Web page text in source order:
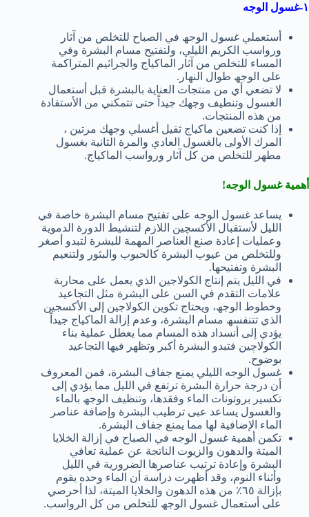
١-غسول الوجه
أستعملي غسول الوجھ في الصباح للتخلص من آثار
ورواسب الكریم اللیلي، ولتفتیح مسام البشرة وفي
المساء للتخلص من آثار الماكیاج والجراثیم المتراكمة
على الوجھ طوال النھار.
لا تضعي أي من منتجات العنایة بالبشرة قبل أستعمال
الغسول وتنطیف وجھك جیداً حتى تتمكني من الأستفادة
من ھذه المنتجات.
إذا كنت تضعین ماكیاج ثقیل أغسلي وجھك مرتین ،
المرك الأولى بالغسول العادي والمرة الثانیة بغسول
مطھر للتخلص من كل آثار ورواسب الماكیاج.
أھمیة غسول الوجه!
یساعد غسول الوجه على تفتیح مسام البشرة خاصة في
اللیل لأستقبال الأكسچین اللازم لتنشیط الدورة الدمویة
وعملیات إعادة صنع العناصر المھمة للبشرة لتبدو أصغر
وللتخلص من عیوب البشرة كالحبوب والبثور ولتنعیم
البشرة وتفتیحھا.
في اللیل یتم إنتاج الكولاجین الذي یعمل على محاربة
علامات التقدم في السن على البشرة مثل التجاعید
وخطوط الوجھ، ویحتاج تكوین الكولاجین إلى الأكسجین
الذي تتنفسھ مسام البشرة، وعدم إزالة الماكیاج جیداً
یؤدي إلى أنسداد ھذه المسام مما یعطل عملیة بناء
الكولاچین فتبدو البشرة أكبر وتظھر فیھا التجاعید
بوضوح.
غسول الوجه اللیلي یمنع جفاف البشرة، فمن المعروف
أن درجة حرارة البشرة ترتفع في اللیل مما یؤدي إلى
تكسیر بروتونات الماء وفقدھا، وتنظیف الوجھ بالماء
والغسول یساعد عبى ترطیب البشرة وإضافة عناصر
الماء الإضافیة لھا مما یمنع جفاف البشرة.
تكمن أھمیة غسول الوجه في الصباح في إزالة الخلایا
المیتة والدھون والزیوت الناتجة عن عملیة تعافي
البشرة وإعادة ترتیب عناصرھا الضروریة في اللیل
وأثناء النوم، وقد أظھرت دراسة أن الماء وحده یقوم
بإزالة ٦٥٪ من ھذه الدھون والخلایا المیتة، لذا أحرصي
على أستعمال غسول الوجھ للتخلص من كل الرواسب.